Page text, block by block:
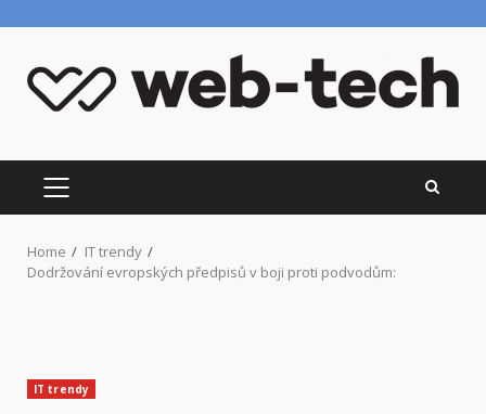
content
PRIMARY
MENU
Home
IT trendy
Dodržování evropských předpisů v boji proti podvodům:
IT trendy